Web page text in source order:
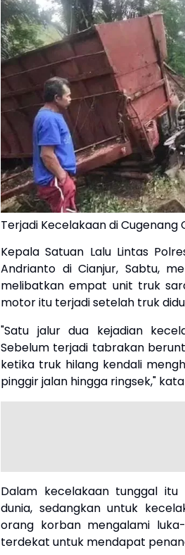
Terjadi Kecelakaan di Cugenang
Kepala Satuan Lalu Lintas
Andrianto di Cianjur, Sabtu,
melibatkan empat unit truk
motor itu terjadi setelah truk
"Satu jalur dua kejadian
Sebelum terjadi tabrakan
ketika truk hilang kendali
pinggir jalan hingga ringsek,"
Dalam kecelakaan tunggal
dunia, sedangkan untuk
orang korban mengalami
terdekat untuk mendapat